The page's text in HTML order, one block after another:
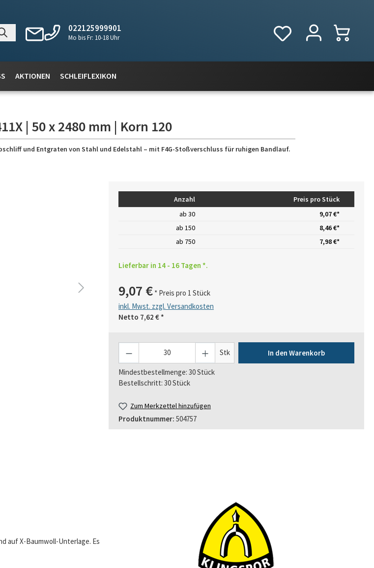
022125999901
Mo bis Fr: 10-18 Uhr
AKTIONEN SCHLEIFLEXIKON
| 50 x 2480 mm | Korn 120
und Entgraten von Stahl und Edelstahl – mit F4G-Stoßverschluss für ruhigen Bandlauf.
Anzahl
Preis pro Stück
ab 30
9,07 €*
ab 150
8,46 €*
ab 750 7,98 €*
Lieferbar in 14 - 16 Tagen *.
9,07 € * Preis pro 1 Stück
inkl. Mwst. zzgl. Versandkosten
Netto 7,62 € *
Stk In den Warenkorb
Mindestbestellmenge: 30 Stück
Bestellschritt: 30 Stück
Zum Merkzettel hinzufügen
Produktnummer: 504757
auf X-Baumwoll-Unterlage. Es